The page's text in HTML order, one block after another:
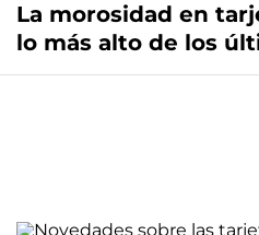
La morosidad en
lo más alto de los